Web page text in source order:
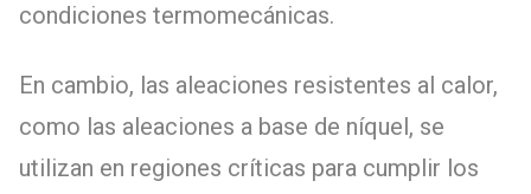
condiciones termomecánicas.
En cambio, las aleaciones resistentes al calor,
como las aleaciones a base de níquel, se
utilizan en regiones críticas para cumplir los